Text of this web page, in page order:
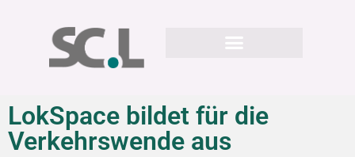
LokSpace bildet für die
Verkehrswende aus